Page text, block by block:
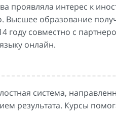
проявляла интерес к
Высшее образование
году совместно с
онлайн.
система,
результата. Курсы